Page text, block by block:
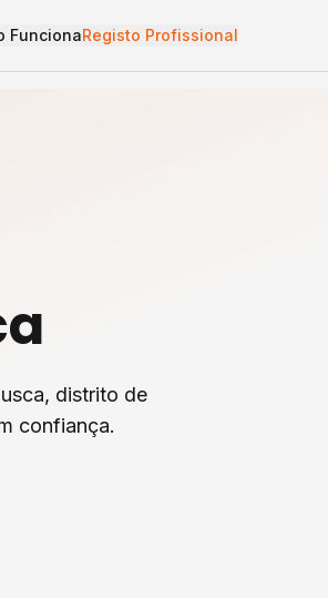
FuncionaRegisto Profissional
, distrito de
confiança.